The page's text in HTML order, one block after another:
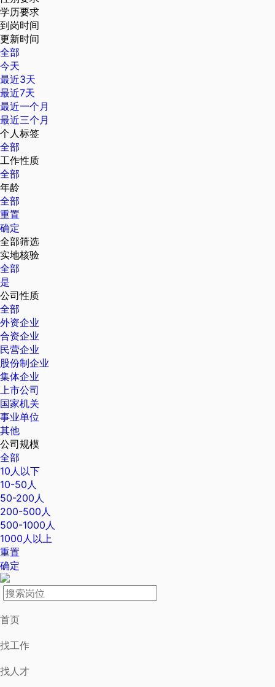
学历要求
到岗时间
更新时间
全部
今天
最近3天
最近7天
最近一个月
最近三个月
个人标签
全部
工作性质
全部
年龄
全部
重置
确定
全部筛选
实地核验
全部
是
公司性质
全部
外资企业
合资企业
民营企业
股份制企业
集体企业
上市公司
国家机关
事业单位
其他
公司规模
全部
10人以下
10-50人
50-200人
200-500人
500-1000人
1000人以上
重置
确定
首页
找工作
找人才